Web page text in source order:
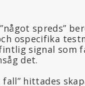
spreds”
ospecifika
signal som
det.
fall” hittades